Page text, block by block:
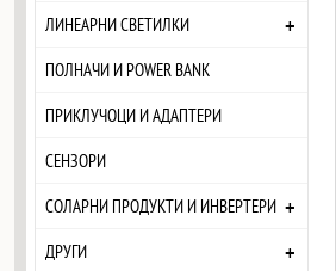
ЛИНЕАРНИ СВЕТИЛКИ +
ПОЛНАЧИ И POWER BANK
ПРИКЛУЧОЦИ И АДАПТЕРИ
СЕНЗОРИ
СОЛАРНИ ПРОДУКТИ И ИНВЕРТЕРИ +
ДРУГИ +